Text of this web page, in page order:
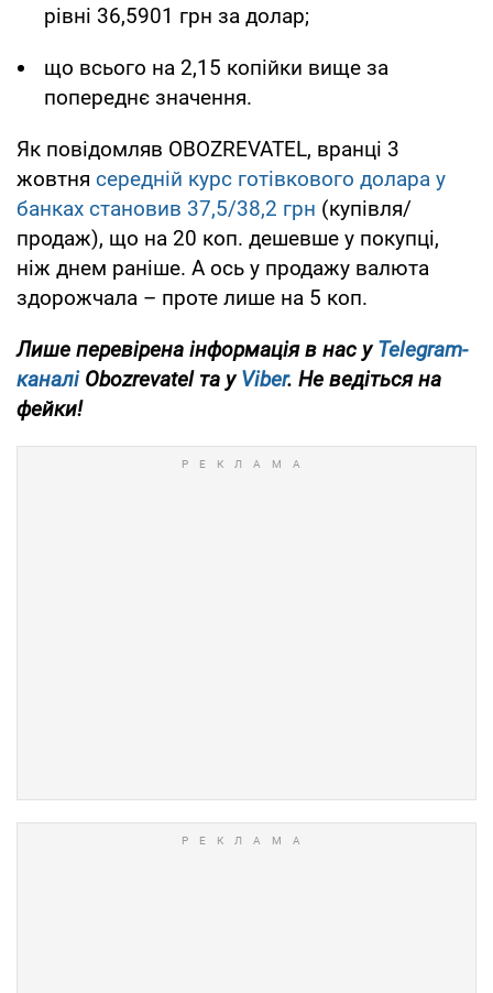
рівні 36,5901 грн за долар;
що всього на 2,15 копійки вище за
попереднє значення.
Як повідомляв OBOZREVATEL, вранці 3
жовтня середній курс готівкового долара у
банках становив 37,5/38,2 грн (купівля/
продаж), що на 20 коп. дешевше у покупці,
ніж днем раніше. А ось у продажу валюта
здорожчала – проте лише на 5 коп.
Лише перевірена інформація в нас уTelegram-
каналіObozrevatel та уViber. Не ведіться на
фейки!